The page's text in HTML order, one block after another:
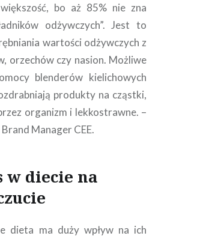
bo aż 85% nie zna
odżywczych”. Jest to
wartości odżywczych z
orzechów czy nasion. Możliwe
blenderów kielichowych
produkty na cząstki,
organizm i lekkostrawne. –
Manager CEE.
w diecie na
dieta ma duży wpływ na ich